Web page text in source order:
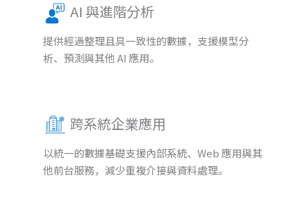
AI 與進階分析
提供經過整理且具一致性的數據，支援模型分
析、預測與其他 AI 應用。
跨系統企業應用
以統一的數據基礎支援內部系統、Web 應用與其
他前台服務，減少重複介接與資料處理。